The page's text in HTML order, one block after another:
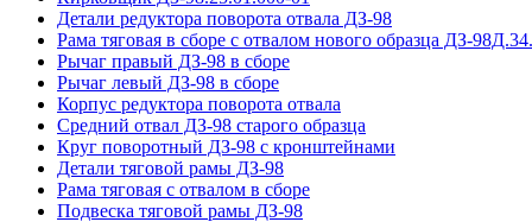
Детали редуктора поворота отвала ДЗ-98
Рама тяговая в сборе с отвалом нового образца ДЗ-
Рычаг правый ДЗ-98 в сборе
Рычаг левый ДЗ-98 в сборе
Корпус редуктора поворота отвала
Средний отвал ДЗ-98 старого образца
Круг поворотный ДЗ-98 с кронштейнами
Детали тяговой рамы ДЗ-98
Рама тяговая с отвалом в сборе
Подвеска тяговой рамы ДЗ-98